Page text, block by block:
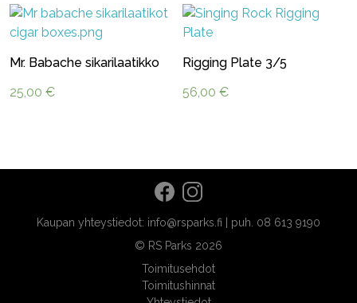
-
Mr. Babache sikarilaatikko
25,00 €
Rigging Plate 3/5
56,00 €
Kaupan yhteystiedot: info@rsparks.fi | puh. 08 613 9190
© RS Parks 2026
Toimitusehdot
Toimitushinnat